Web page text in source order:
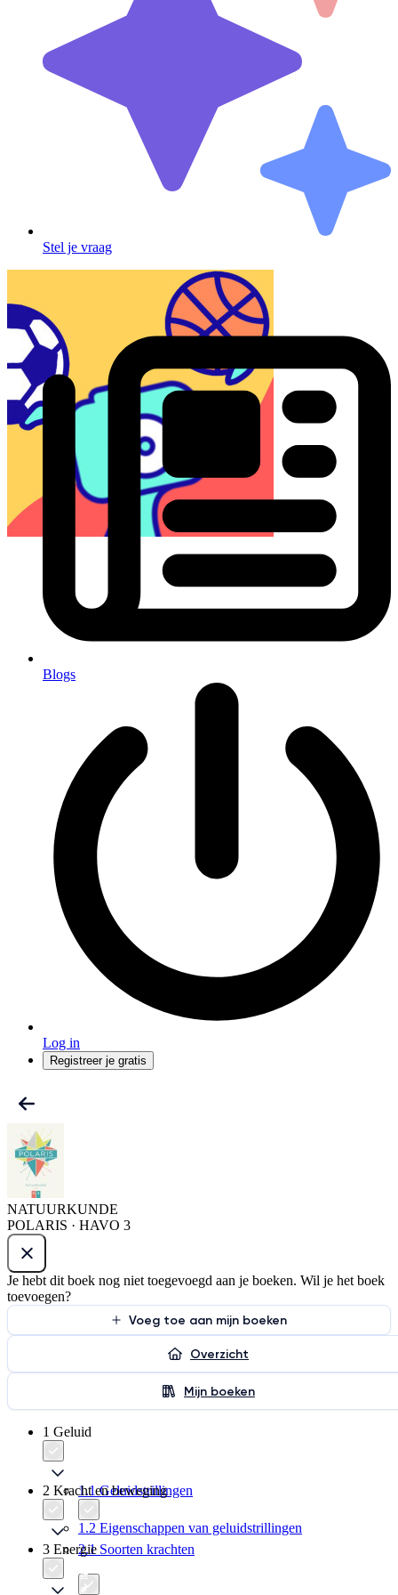
Stel je vraag
Blogs
Log in
Registreer je gratis
NATUURKUNDE
POLARIS · HAVO 3
Je hebt dit boek nog niet toegevoegd aan je boeken. Wil je het boek
toevoegen?
Voeg toe aan mijn boeken
Overzicht
Mijn boeken
1 Geluid
1.1 Geluidstrillingen
1.2 Eigenschappen van geluidstrillingen
2 Kracht en beweging
2.1 Soorten krachten
3 Energie